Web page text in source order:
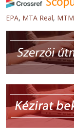
EPA, MTA Real,